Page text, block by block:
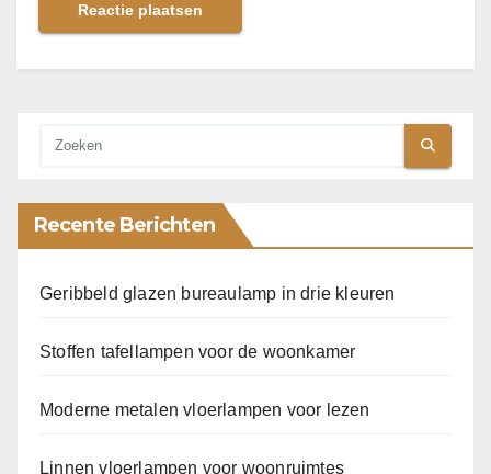
Recente Berichten
Geribbeld glazen bureaulamp in drie kleuren
Stoffen tafellampen voor de woonkamer
Moderne metalen vloerlampen voor lezen
Linnen vloerlampen voor woonruimtes